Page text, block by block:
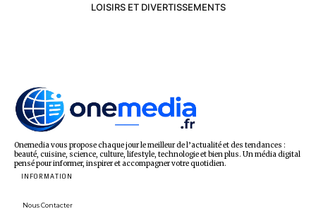
LOISIRS ET DIVERTISSEMENTS
Onemedia vous propose chaque jour le meilleur de l’actualité et des tendances :
beauté, cuisine, science, culture, lifestyle, technologie et bien plus. Un média digital
pensé pour informer, inspirer et accompagner votre quotidien.
INFORMATION
Nous Contacter